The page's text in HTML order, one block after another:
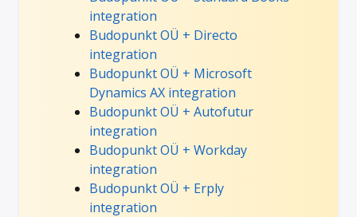
integration
Budopunkt OÜ + Directo
integration
Budopunkt OÜ + Microsoft
Dynamics AX integration
Budopunkt OÜ + Autofutur
integration
Budopunkt OÜ + Workday
integration
Budopunkt OÜ + Erply
integration